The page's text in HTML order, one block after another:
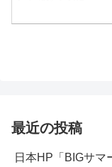
最近の投稿
日本HP「BIGサマ